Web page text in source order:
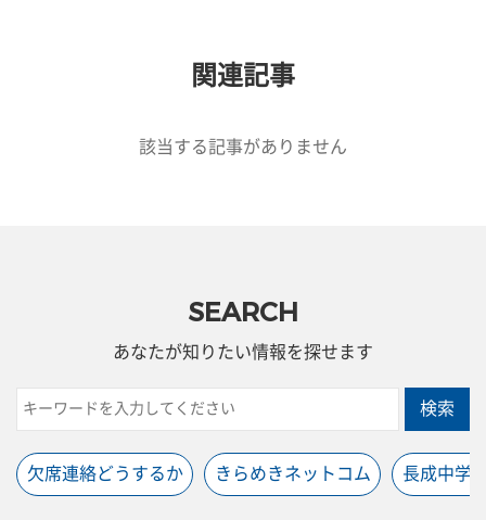
関連記事
該当する記事がありません
SEARCH
あなたが知りたい情報を探せます
検索
欠席連絡どうするか きらめきネットコム 長成中学